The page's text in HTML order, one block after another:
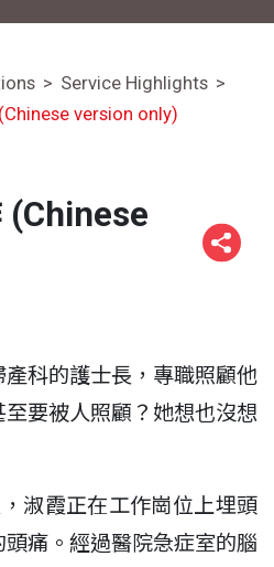
Service Highlights
version only)
(Chinese
科的護士長，專職照顧他
要被人照顧？她想也沒想
淑霞正在工作崗位上埋頭
痛。經過醫院急症室的腦